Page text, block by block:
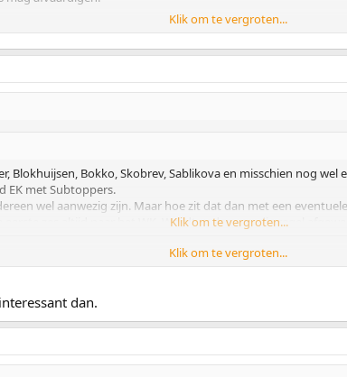
Klik om te vergroten...
Blokhuijsen, Bokko, Skobrev, Sablikova en misschien nog
EK met Subtoppers.
wel aanwezig zijn. Maar hoe zit dat dan met een
zes altijd naar het WK. Wordt er dan van die regel
Klik om te vergroten...
te plaatsen voor het WK. Een interessante mogelijkheid
mag afvaardigen:
Klik om te vergroten...
dan.